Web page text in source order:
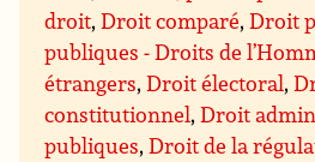
droit,Droit comparé,Droit
publiques - Droits de
étrangers,Droit électoral,
constitutionnel,Droit
publiques,Droit de la